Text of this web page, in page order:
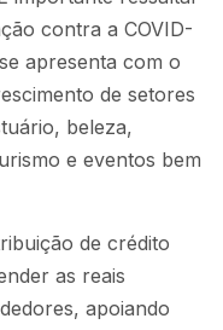
contra a COVID-
apresenta com o
de setores
beleza,
e eventos bem
de crédito
as reais
apoiando